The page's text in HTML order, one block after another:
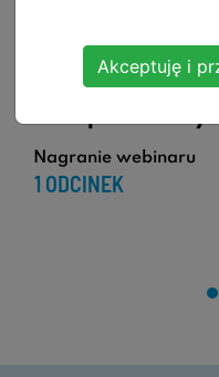
Pacjent
COVID-19 -
1 ODCINEK
Nagranie webinaru
Akceptuję i